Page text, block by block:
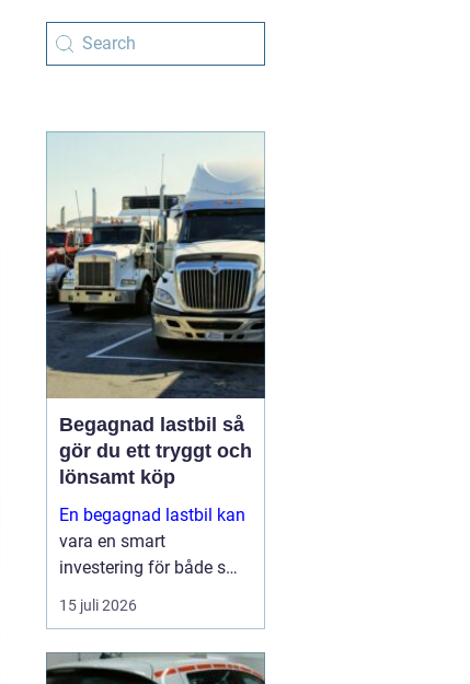
Begagnad lastbil så
gör du ett tryggt och
lönsamt köp
En begagnad lastbil kan
vara en smart
investering för både små
och stora företag. Du får
ofta mycket kapacitet
leveranstid och en bil
15 juli 2026